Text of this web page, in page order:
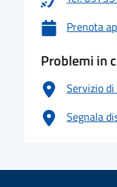
Prenota
Problemi in
Servizio
Segnala